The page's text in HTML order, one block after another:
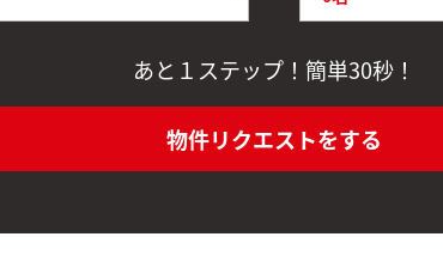
あと１ステップ！簡単30秒！
物件リクエストをする